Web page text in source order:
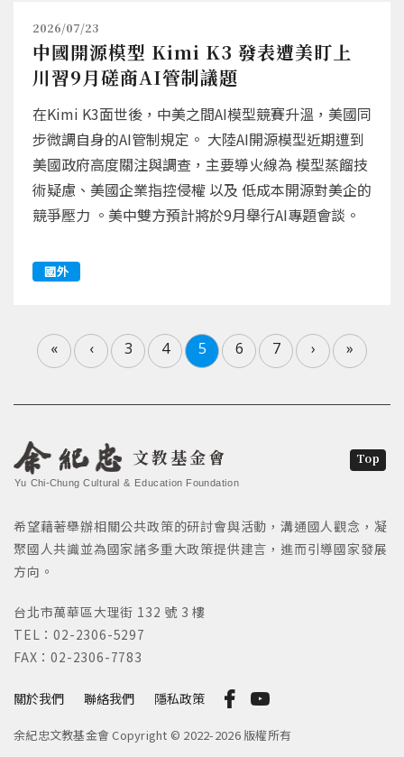
2026/07/23
中國開源模型 Kimi K3 發表遭美盯上
川習9月磋商AI管制議題
在Kimi K3面世後，中美之間AI模型競賽升溫，美國同
步微調自身的AI管制規定。 大陸AI開源模型近期遭到
美國政府高度關注與調查，主要導火線為 模型蒸餾技
術疑慮、美國企業指控侵權 以及 低成本開源對美企的
競爭壓力 。美中雙方預計將於9月舉行AI專題會談。
國外
« ‹ 3 4 5 6 7 › »
文教基金會
Yu Chi-Chung Cultural & Education Foundation
關於我們 聯絡我們 隱私政策
希望藉著舉辦相關公共政策的研討會與活動，溝通國人觀念，凝
聚國人共識並為國家諸多重大政策提供建言，進而引導國家發展
方向。
台北市萬華區大理街 132 號 3 樓
TEL：02-2306-5297
FAX：02-2306-7783
余紀忠文教基金會 Copyright © 2022-2026 版權所有
Top